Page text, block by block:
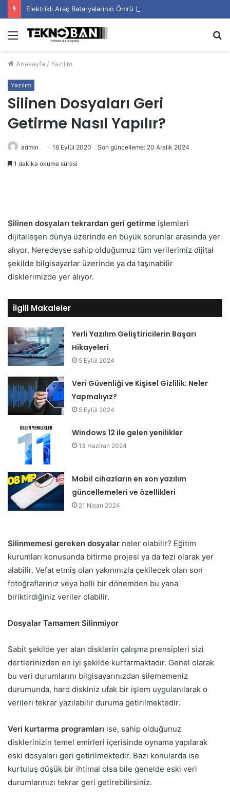
Elektrikli Araç Bataryalarının Ömrü Nasıl Uzatılır?
Menü
Anasayfa / Yazılım
Yazılım
Silinen Dosyaları Geri
Getirme Nasıl Yapılır?
admin 16 Eylül 2020 Son güncelleme: 20 Aralık 2024
1 dakika okuma süresi
Silinen dosyaları tekrardan geri getirme işlemleri
dijitalleşen dünya üzerinde en büyük sorunlar arasında yer
alıyor. Neredeyse sahip olduğumuz tüm verilerimiz dijital
şekilde bilgisayarlar üzerinde ya da taşınabilir
disklerimizde yer alıyor.
İlgili Makaleler
Yerli Yazılım Geliştiricilerin Başarı
Hikayeleri
5 Eylül 2024
Veri Güvenliği ve Kişisel Gizlilik: Neler
Yapmalıyız?
5 Eylül 2024
Windows 12 ile gelen yenilikler
13 Haziran 2024
Mobil cihazların en son yazılım
güncellemeleri ve özellikleri
21 Nisan 2024
Silinmemesi gereken dosyalar neler olabilir? Eğitim
kurumları konusunda bitirme projesi ya da tezi olarak yer
alabilir. Vefat etmiş olan yakınınızla çekilecek olan son
fotoğraflarınız veya belli bir dönemden bu yana
biriktirdiğiniz veriler olabilir.
Dosyalar Tamamen Silinmiyor
Sabit şekilde yer alan disklerin çalışma prensipleri sizi
dertlerinizden en iyi şekilde kurtarmaktadır. Genel olarak
bu veri durumlarını bilgisayarınızdan silememeniz
durumunda, hard diskiniz ufak bir işlem uygulanılarak o
verileri tekrar yazılabilir duruma getirilmektedir.
Veri kurtarma programları ise, sahip olduğunuz
disklerinizin temel emirleri içerisinde oynama yapılarak
eski dosyaları geri getirilmektedir. Bazı konularda ise
kurtuluş düşük bir ihtimal olsa bile genelde eski veri
durumlarınızı tekrar geri getirebilirsiniz.